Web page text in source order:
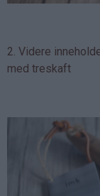
2. Videre
med treskaft